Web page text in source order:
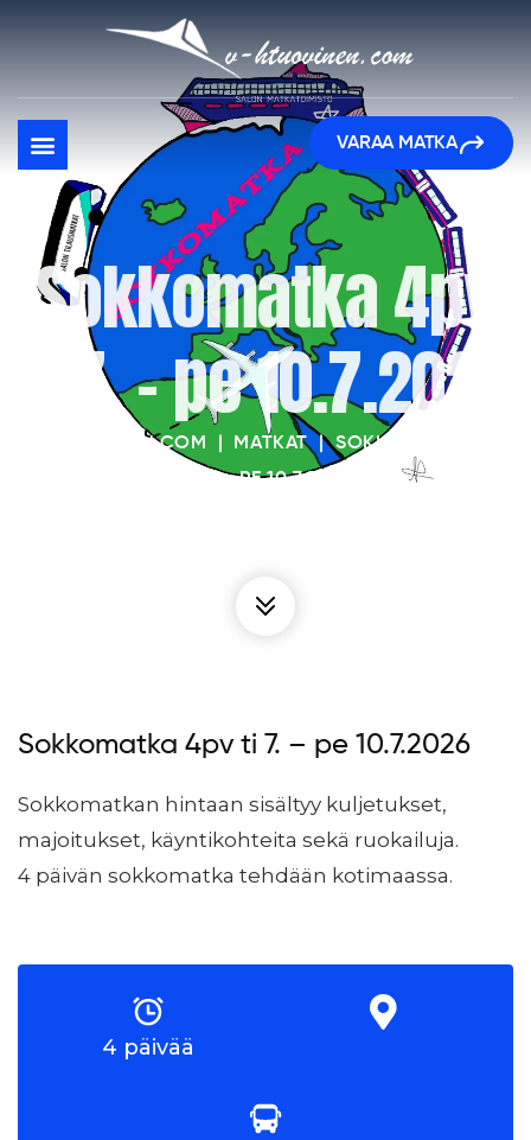
VARAA MATKA
Sokkomatka 4pv
ti 7. – pe 10.7.2026
V-HTUOVINEN.COM MATKAT|SOKKOMATKA 4PV
TI 7. – PE 10.7.2026
Sokkomatka 4pv ti 7. – pe 10.7.2026
Sokkomatkan hintaan sisältyy kuljetukset,
majoitukset, käyntikohteita sekä ruokailuja.
4 päivän sokkomatka tehdään kotimaassa.
4 päivää